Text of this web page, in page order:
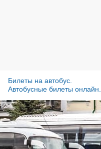
Билеты на автобус.
Автобусные билеты онлайн.